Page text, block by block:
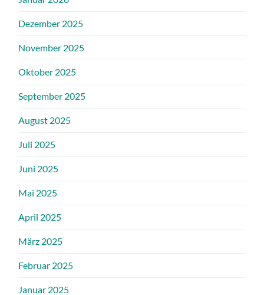
Dezember 2025
November 2025
Oktober 2025
September 2025
August 2025
Juli 2025
Juni 2025
Mai 2025
April 2025
März 2025
Februar 2025
Januar 2025